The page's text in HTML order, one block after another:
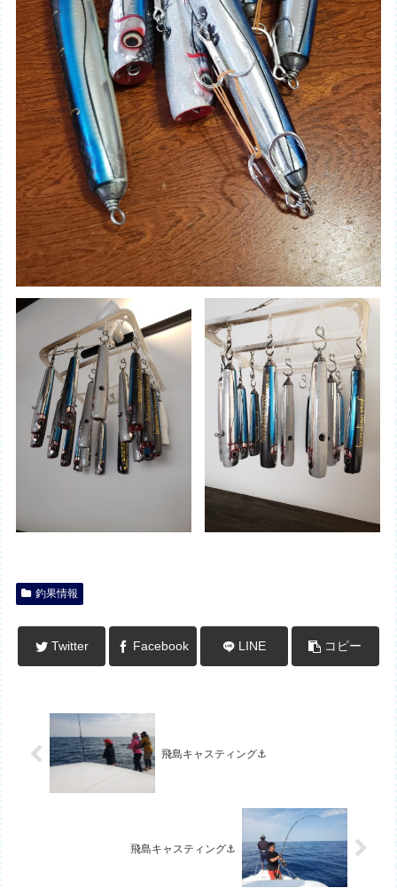
釣果情報
Twitter Facebook LINE コピー
飛島キャスティング⚓
飛島キャスティング⚓